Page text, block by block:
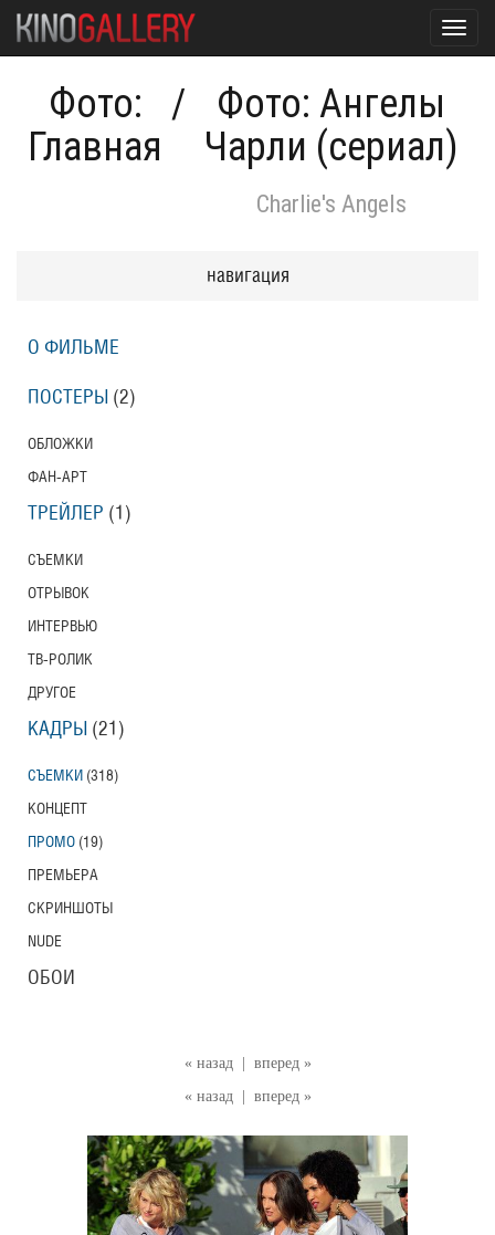
Фото:
Главная
/
Фото: Ангелы
Чарли (сериал)
Charlie's Angels
« назад
вперед »
« назад
вперед »
навигация
О ФИЛЬМЕ
ПОСТЕРЫ (2)
ОБЛОЖКИ
ФАН-АРТ
ТРЕЙЛЕР (1)
СЪЕМКИ
ОТРЫВОК
ИНТЕРВЬЮ
ТВ-РОЛИК
ДРУГОЕ
КАДРЫ (21)
СЪЕМКИ (318)
КОНЦЕПТ
ПРОМО (19)
ПРЕМЬЕРА
СКРИНШОТЫ
NUDE
ОБОИ